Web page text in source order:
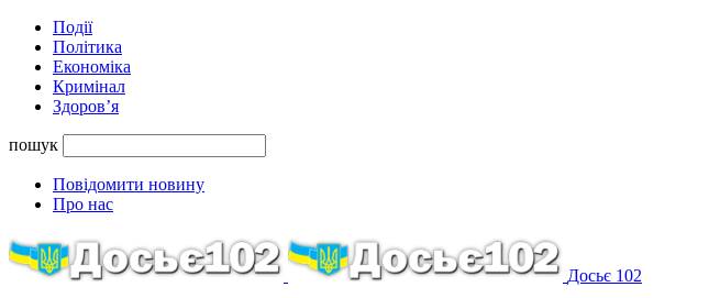
Події
Політика
Економіка
Кримінал
Здоров’я
пошук
Повідомити новину
Про нас
Досьє 102